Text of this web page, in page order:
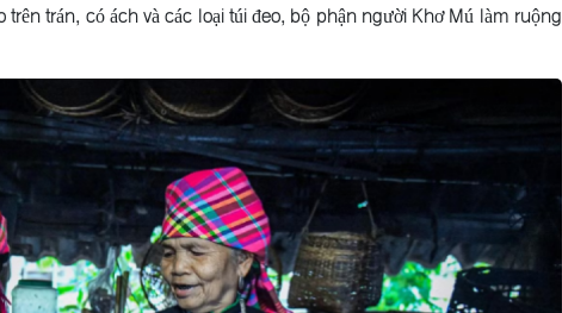
trán, có ách và các loại túi đeo, bộ phận người Khơ Mú làm ruộng